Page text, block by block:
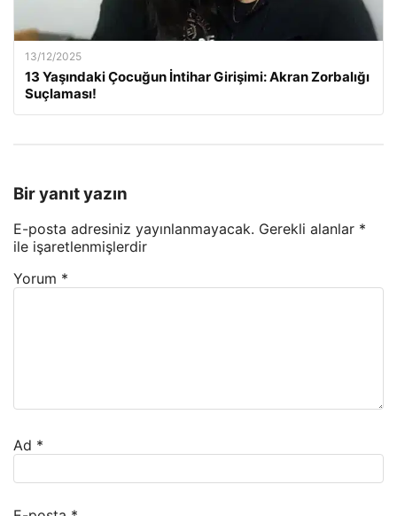
13/12/2025
13 Yaşındaki Çocuğun İntihar Girişimi: Akran Zorbalığı
Suçlaması!
Bir yanıt yazın
E-posta adresiniz yayınlanmayacak. Gerekli alanlar *
ile işaretlenmişlerdir
Yorum *
Ad *